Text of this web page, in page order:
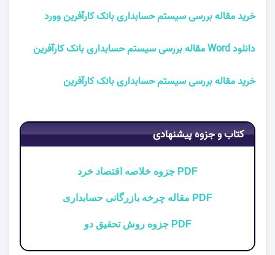
خرید مقاله بررسی سيستم حسابداری بانک كارآفرين وورد
دانلود Word مقاله بررسی سيستم حسابداری بانک كارآفرين
خرید مقاله بررسی سيستم حسابداری بانک كارآفرين
کتاب و جزوه پیشنهادی
PDF جزوه خلاصه اقتصاد خرد
PDF مقاله چرخه بازرگانی حسابداری
PDF جزوه روش تحقیق دو